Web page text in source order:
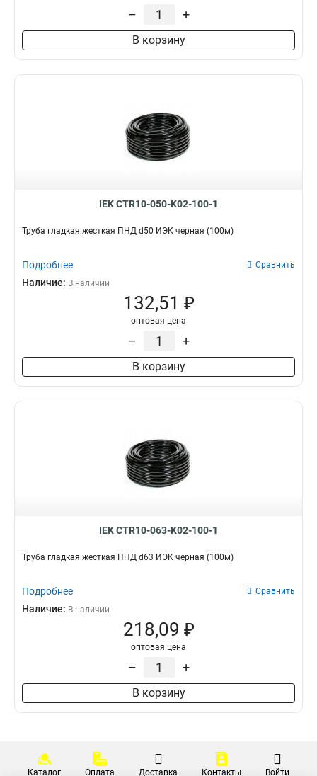
– +
В корзину
IEK CTR10-050-K02-100-1
Труба гладкая жесткая ПНД d50 ИЭК черная (100м)
Подробнее Сравнить
Наличие: В наличии
132,51 ₽
оптовая цена
– +
В корзину
IEK CTR10-063-K02-100-1
Труба гладкая жесткая ПНД d63 ИЭК черная (100м)
Подробнее Сравнить
Наличие: В наличии
218,09 ₽
оптовая цена
– +
В корзину
Каталог Оплата Доставка Контакты Войти